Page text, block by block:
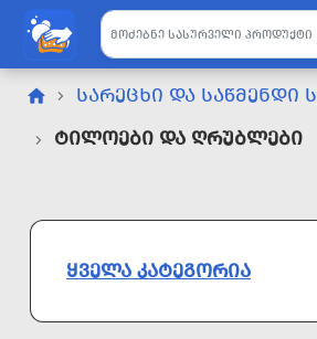
ᲡᲐᲠᲔᲪᲮᲘ ᲓᲐ ᲡᲐᲬᲛᲔᲜᲓᲘ
Ტილოები Და Ღრუბლები
ᲧᲕᲔᲚᲐ ᲙᲐᲢᲔᲒᲝᲠᲘᲐ